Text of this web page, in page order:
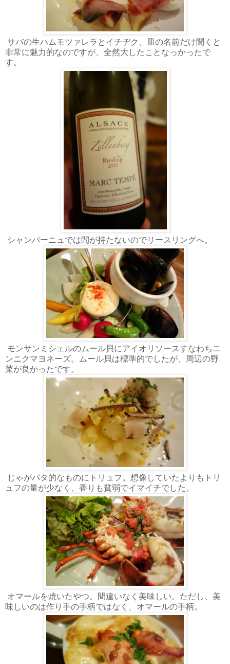
サバの生ハムモツァレラとイチヂク。皿の名前だけ聞くと
非常に魅力的なのですが、全然大したことなっかったで
す。
シャンパーニュでは間が持たないのでリースリングへ。
モンサンミシェルのムール貝にアイオリソースすなわちニ
ンニクマヨネーズ。ムール貝は標準的でしたが、周辺の野
菜が良かったです。
じゃがバタ的なものにトリュフ。想像していたよりもトリ
ュフの量が少なく、香りも貧弱でイマイチでした。
オマールを焼いたやつ。間違いなく美味しい。ただし、美
味しいのは作り手の手柄ではなく、オマールの手柄。